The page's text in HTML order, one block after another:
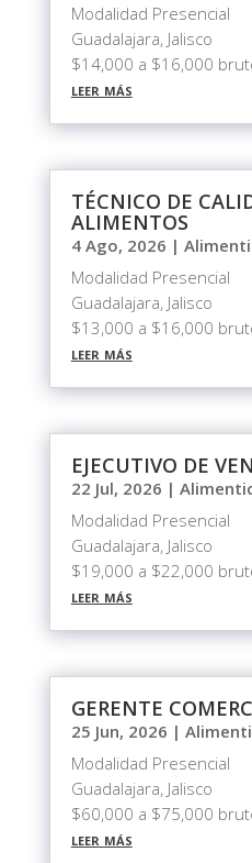
Modalidad Presencial
Guadalajara, Jalisco
$14,000 a $16,000
leer más
TÉCNICO DE
ALIMENTOS
4 Ago, 2026 |
Modalidad Presencial
Guadalajara, Jalisco
$13,000 a $16,000
leer más
EJECUTIVO DE
22 Jul, 2026 |
Modalidad Presencial
Guadalajara, Jalisco
$19,000 a $22,000
leer más
GERENTE
25 Jun, 2026 |
Modalidad Presencial
Guadalajara, Jalisco
$60,000 a $75,000
leer más